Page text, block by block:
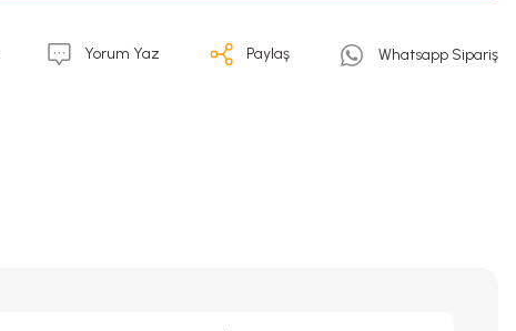
Yorum Yaz Paylaş Whatsapp Sipariş